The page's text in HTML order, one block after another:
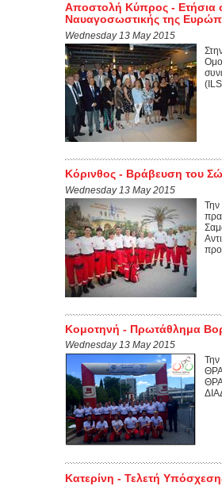
Αποστολή Κύπρος - Ετήσια
Ναυαγοσωστικής της
Wednesday 13 May 2015
Κόρινθος - Βράβευση του
Wednesday 13 May 2015
Την
Κομοτηνή - Πρωτάθλημα
Wednesday 13 May 2015
Την
Κατερίνη - Τελετή